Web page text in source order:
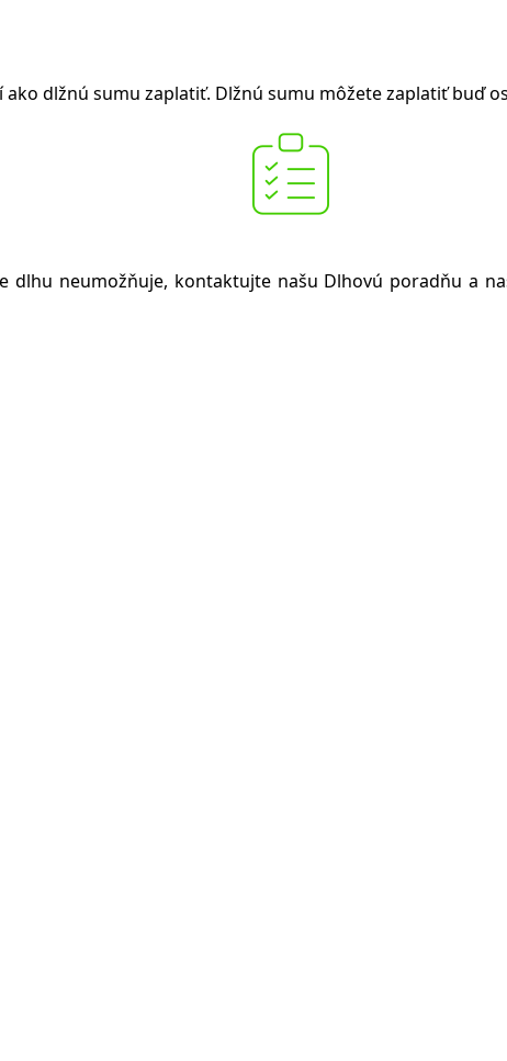
ako dlžnú sumu zaplatiť. Dlžnú sumu môžete zaplatiť
dlhu neumožňuje, kontaktujte našu Dlhovú poradňu a